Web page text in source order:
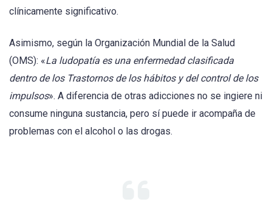
clínicamente significativo.
Asimismo, según la Organización Mundial de la Salud
(OMS): «La ludopatía es una enfermedad clasificada
dentro de los Trastornos de los hábitos y del control de los
impulsos». A diferencia de otras adicciones no se ingiere ni
consume ninguna sustancia, pero sí puede ir acompaña de
problemas con el alcohol o las drogas.